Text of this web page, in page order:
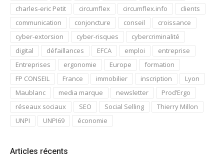
charles-eric Petit
circumflex circumflex.info
clients
communication
conjoncture conseil
croissance
cyber-extorsion
cyber-risques
cybercriminalité
digital
défaillances EFCA emploi
entreprise
Entreprises
ergonomie Europe
formation
FP CONSEIL
France immobilier inscription
Lyon
Maublanc
media marque newsletter
Prod’Ergo
réseaux sociaux
SEO Social Selling
Thierry Millon
UNPI
UNPI69 économie
Articles récents